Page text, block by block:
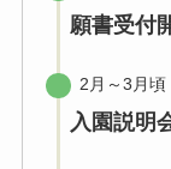
願書受付
2月～3月頃
入園説明